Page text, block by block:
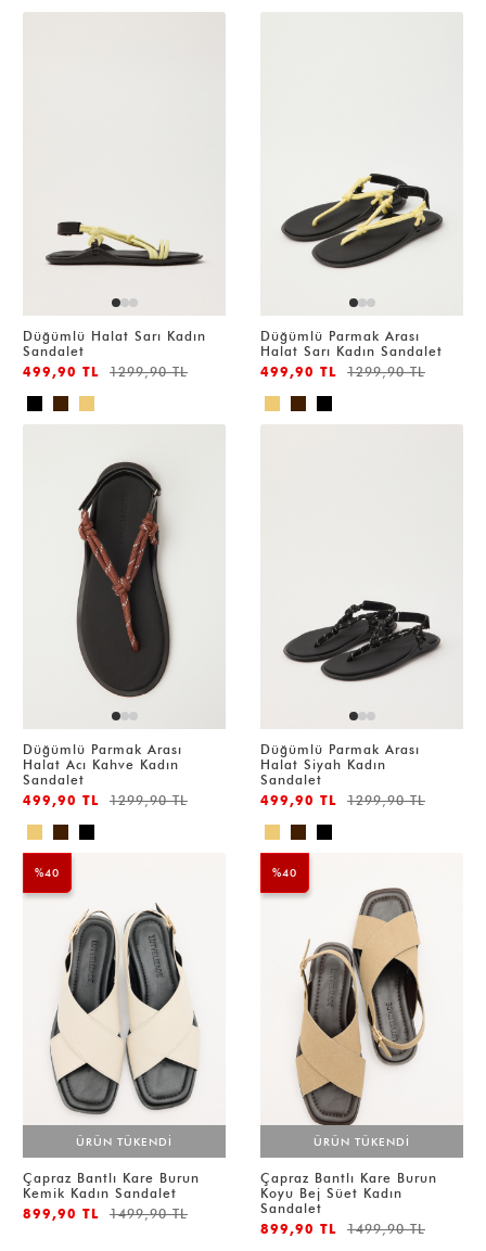
Düğümlü Halat Sarı Kadın
Sandalet
499,90 TL
1299,90 TL
Düğümlü Parmak Arası
Halat Sarı Kadın Sandalet
499,90 TL
1299,90 TL
Düğümlü Parmak Arası
Halat Acı Kahve Kadın
Sandalet
499,90 TL
1299,90 TL
Düğümlü Parmak Arası
Halat Siyah Kadın
Sandalet
499,90 TL
1299,90 TL
%40
ÜRÜN TÜKENDİ
Çapraz Bantlı Kare Burun
Kemik Kadın Sandalet
899,90 TL
1499,90 TL
%40
ÜRÜN TÜKENDİ
Çapraz Bantlı Kare Burun
Koyu Bej Süet Kadın
Sandalet
899,90 TL
1499,90 TL